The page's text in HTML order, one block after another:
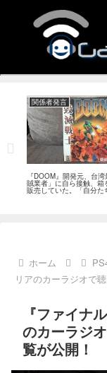
関係者発言
『DOOM』開発元、台
賊業者」に自ら接触、箱
販売していた。「自分た
流通だった」
ホーム
リアのカーラジオで
『ファイナ
のカーラジ
覧が公開！